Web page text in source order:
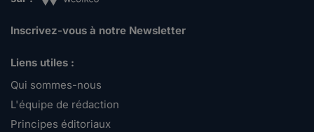
Inscrivez-vous à notre Newsletter
Liens utiles :
Qui sommes-nous
L'équipe de rédaction
Principes éditoriaux